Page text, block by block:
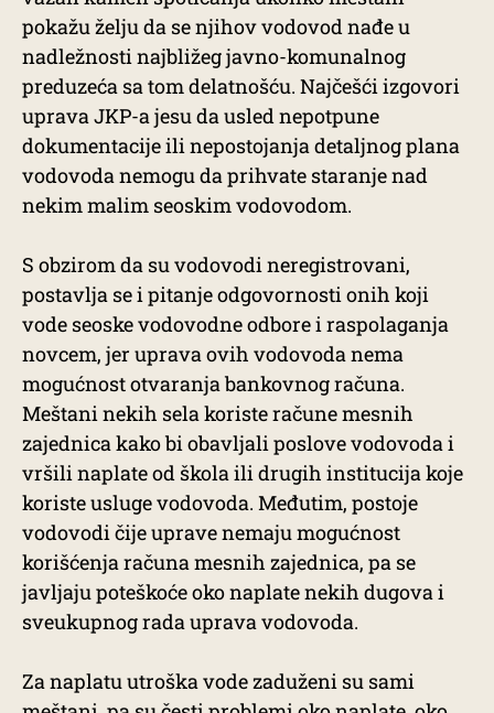
pokažu želju da se njihov vodovod nađe u
nadležnosti najbližeg javno-komunalnog
preduzeća sa tom delatnošću. Najčešći izgovori
uprava JKP-a jesu da usled nepotpune
dokumentacije ili nepostojanja detaljnog plana
vodovoda nemogu da prihvate staranje nad
nekim malim seoskim vodovodom.
S obzirom da su vodovodi neregistrovani,
postavlja se i pitanje odgovornosti onih koji
vode seoske vodovodne odbore i raspolaganja
novcem, jer uprava ovih vodovoda nema
mogućnost otvaranja bankovnog računa.
Meštani nekih sela koriste račune mesnih
zajednica kako bi obavljali poslove vodovoda i
vršili naplate od škola ili drugih institucija koje
koriste usluge vodovoda. Međutim, postoje
vodovodi čije uprave nemaju mogućnost
korišćenja računa mesnih zajednica, pa se
javljaju poteškoće oko naplate nekih dugova i
sveukupnog rada uprava vodovoda.
Za naplatu utroška vode zaduženi su sami